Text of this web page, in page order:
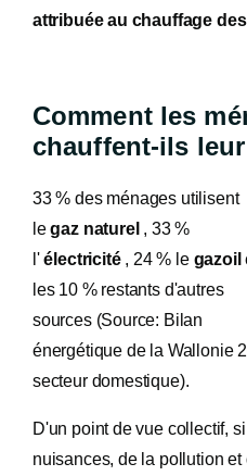
attribuée au chauffage
Comment les
chauffent-ils
33 % des ménages utilisent
legaz naturel , 33 %
l'électricité, 24 % le gazoil
les 10 % restants d'autres
sources (Source: Bilan
énergétique de la Wallonie
secteur domestique).
D'un point de vue collectif,
nuisances, de la pollution et